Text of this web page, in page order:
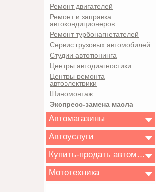
Ремонт двигателей
Ремонт и заправка
автокондиционеров
Ремонт турбонагнетателей
Сервис грузовых автомобилей
Студии автотюнинга
Центры автодиагностики
Центры ремонта
автоэлектрики
Шиномонтаж
Экспресс-замена масла
Автомагазины
Автоуслуги
Купить-продать автомобиль
Мототехника